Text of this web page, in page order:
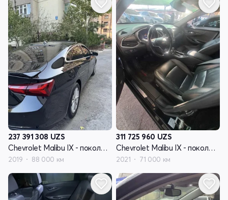
237 391 308 UZS
Chevrolet Malibu IX - поколение рестайлинг
2019 88 000 км
311 725 960 UZS
Chevrolet Malibu IX - поколение рестайлинг
2021 71 000 км